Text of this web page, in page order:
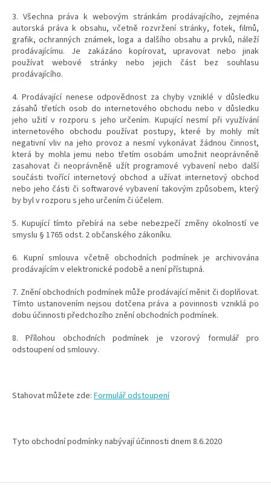
3. Všechna práva k webovým stránkám prodávajícího, zejména
autorská práva k obsahu, včetně rozvržení stránky, fotek, filmů,
grafik, ochranných známek, loga a dalšího obsahu a prvků, náleží
prodávajícímu. Je zakázáno kopírovat, upravovat nebo jinak
používat webové stránky nebo jejich část bez souhlasu
prodávajícího.
4. Prodávající nenese odpovědnost za chyby vzniklé v důsledku
zásahů třetích osob do internetového obchodu nebo v důsledku
jeho užití v rozporu s jeho určením. Kupující nesmí při využívání
internetového obchodu používat postupy, které by mohly mít
negativní vliv na jeho provoz a nesmí vykonávat žádnou činnost,
která by mohla jemu nebo třetím osobám umožnit neoprávněně
zasahovat či neoprávněně užít programové vybavení nebo další
součásti tvořící internetový obchod a užívat internetový obchod
nebo jeho části či softwarové vybavení takovým způsobem, který
by byl v rozporu s jeho určením či účelem.
5. Kupující tímto přebírá na sebe nebezpečí změny okolností ve
smyslu § 1765 odst. 2 občanského zákoníku.
6. Kupní smlouva včetně obchodních podmínek je archivována
prodávajícím v elektronické podobě a není přístupná.
7. Znění obchodních podmínek může prodávající měnit či doplňovat.
Tímto ustanovením nejsou dotčena práva a povinnosti vzniklá po
dobu účinnosti předchozího znění obchodních podmínek.
8. Přílohou obchodních podmínek je vzorový formulář pro
odstoupení od smlouvy.
Stahovat můžete zde: Formulář odstoupení
Tyto obchodní podmínky nabývají účinnosti dnem 8.6.2020